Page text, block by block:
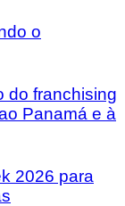
o
do franchising
Panamá e à
2026 para